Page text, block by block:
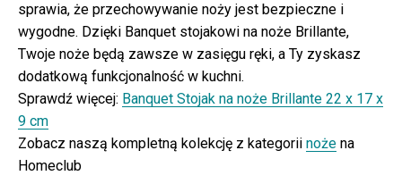
sprawia, że przechowywanie noży jest bezpieczne i
wygodne. Dzięki Banquet stojakowi na noże Brillante,
Twoje noże będą zawsze w zasięgu ręki, a Ty zyskasz
dodatkową funkcjonalność w kuchni.
Sprawdź więcej: Banquet Stojak na noże Brillante 22 x 17 x
9 cm
Zobacz naszą kompletną kolekcję z kategorii noże na
Homeclub